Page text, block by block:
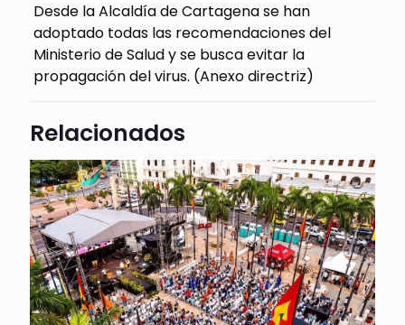
Desde la Alcaldía de Cartagena se han
adoptado todas las recomendaciones del
Ministerio de Salud y se busca evitar la
propagación del virus. (Anexo directriz)
Relacionados